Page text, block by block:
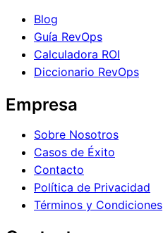
Blog
Guía RevOps
Calculadora ROI
Diccionario RevOps
Empresa
Sobre Nosotros
Casos de Éxito
Contacto
Política de Privacidad
Términos y Condiciones